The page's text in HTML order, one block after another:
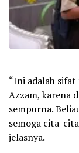
“Ini adalah
Azzam, karena
sempurna.
semoga cita-
jelasnya.